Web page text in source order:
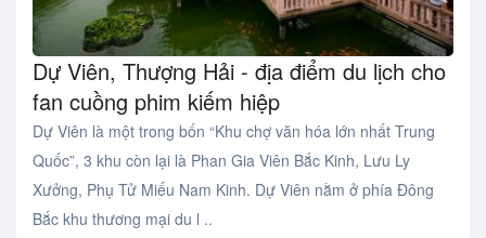
Dự Viên, Thượng Hải - địa điểm du lịch cho
fan cuồng phim kiếm hiệp
Dự Viên là một trong bốn “Khu chợ văn hóa lớn nhất Trung
Quốc”, 3 khu còn lại là Phan Gia Viên Bắc Kinh, Lưu Ly
Xưởng, Phụ Tử Miếu Nam Kinh. Dự Viên nằm ở phía Đông
Bắc khu thương mại du l ..